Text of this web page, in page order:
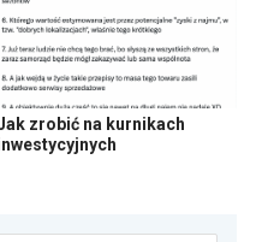
zrobić na kurnikach